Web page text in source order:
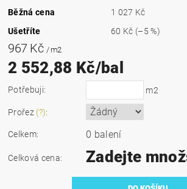
Běžná cena
1 027 Kč
Ušetříte
60 Kč (–5 %)
967 Kč / m2
2 552,88 Kč/bal
Potřebuji: m2
Prořez (?):
Celkem: 0 balení
Celková cena: Zadejte